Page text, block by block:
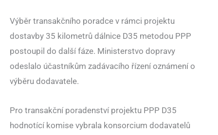
Výběr transakčního poradce v rámci projektu
dostavby 35 kilometrů dálnice D35 metodou PPP
postoupil do další fáze. Ministerstvo dopravy
odeslalo účastníkům zadávacího řízení oznámení o
výběru dodavatele.
Pro transakční poradenství projektu PPP D35
hodnotící komise vybrala konsorcium dodavatelů